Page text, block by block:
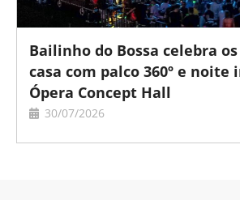
Bailinho do Bossa celebra os
casa com palco 360º e noite
Ópera Concept Hall
30/07/2026